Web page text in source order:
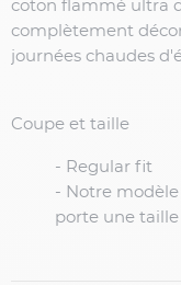
coton flammé ultra
complètement
journées chaudes
Coupe et taille
- Regular fit
- Notre modèle
porte une taille